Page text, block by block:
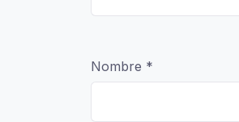
Nombre *